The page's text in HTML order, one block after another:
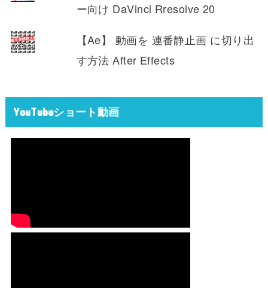
ー向け DaVinci Rresolve 20
【Ae】 動画を 連番静止画 に切り出
す方法 After Effects
YouTubeショート動画